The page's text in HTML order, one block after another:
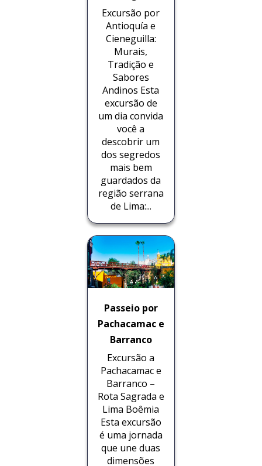
Excursão por
Antioquía e
Cieneguilla:
Murais,
Tradição e
Sabores
Andinos Esta
excursão de
um dia convida
você a
descobrir um
dos segredos
mais bem
guardados da
região serrana
de Lima:...
Passeio por
Pachacamac e
Barranco
Excursão a
Pachacamac e
Barranco –
Rota Sagrada e
Lima Boêmia
Esta excursão
é uma jornada
que une duas
dimensões